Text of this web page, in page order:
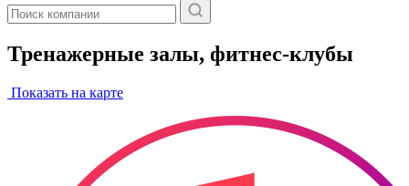
Тренажерные залы, фитнес-клубы
Показать на карте